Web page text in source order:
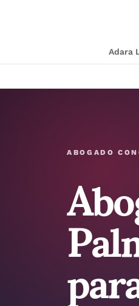
Adara
ABOGADO